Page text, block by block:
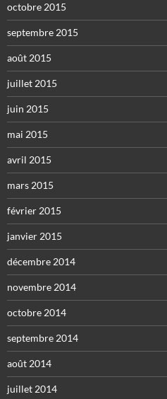
octobre 2015
septembre 2015
août 2015
juillet 2015
juin 2015
mai 2015
avril 2015
mars 2015
février 2015
janvier 2015
décembre 2014
novembre 2014
octobre 2014
septembre 2014
août 2014
juillet 2014